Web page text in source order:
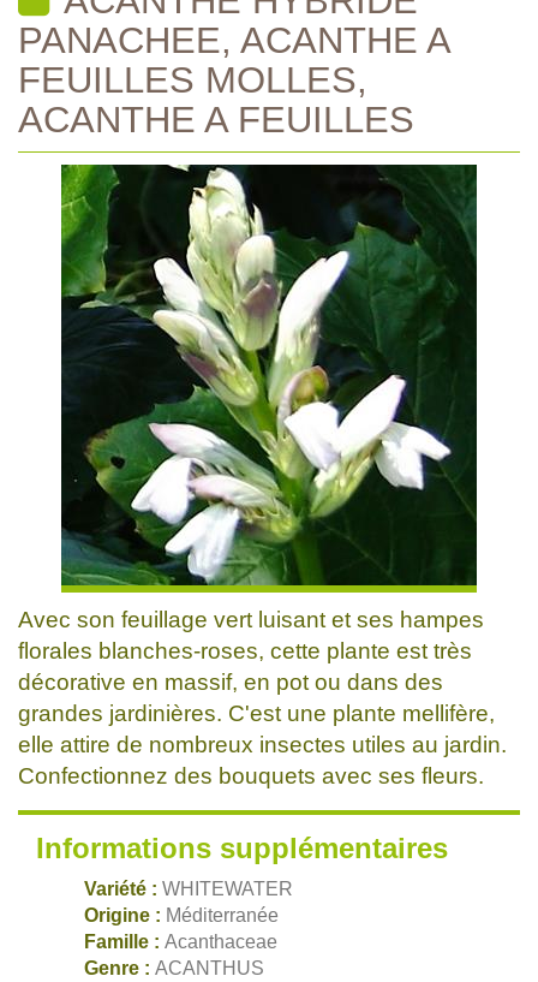
PANACHEE, ACANTHE A
FEUILLES MOLLES,
ACANTHE A FEUILLES
Avec son feuillage vert luisant et ses hampes
florales blanches-roses, cette plante est très
décorative en massif, en pot ou dans des
grandes jardinières. C'est une plante mellifère,
elle attire de nombreux insectes utiles au jardin.
Confectionnez des bouquets avec ses fleurs.
Informations supplémentaires
Variété : WHITEWATER
Origine : Méditerranée
Famille : Acanthaceae
Genre : ACANTHUS